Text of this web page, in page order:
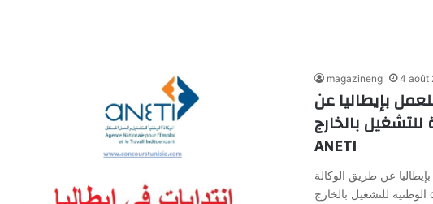
magazineng 4 août
بإيطاليا عن
بالخارج
ANETI
عن طريق الوكالة
الوطنية للتشغيل بالخارج concours tunisie Opérateur